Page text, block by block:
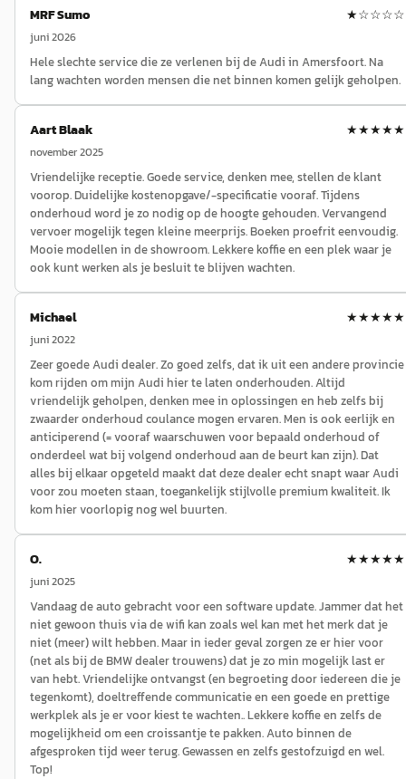
MRF Sumo
juni 2026
★☆☆☆☆
Hele slechte service die ze verlenen bij de Audi in Amersfoort. Na
lang wachten worden mensen die net binnen komen gelijk geholpen.
Aart Blaak
november 2025
★★★★★
Vriendelijke receptie. Goede service, denken mee, stellen de klant
voorop. Duidelijke kostenopgave/-specificatie vooraf. Tijdens
onderhoud word je zo nodig op de hoogte gehouden. Vervangend
vervoer mogelijk tegen kleine meerprijs. Boeken proefrit eenvoudig.
Mooie modellen in de showroom. Lekkere koffie en een plek waar je
ook kunt werken als je besluit te blijven wachten.
Michael
juni 2022
★★★★★
Zeer goede Audi dealer. Zo goed zelfs, dat ik uit een andere provincie
kom rijden om mijn Audi hier te laten onderhouden. Altijd
vriendelijk geholpen, denken mee in oplossingen en heb zelfs bij
zwaarder onderhoud coulance mogen ervaren. Men is ook eerlijk en
anticiperend (= vooraf waarschuwen voor bepaald onderhoud of
onderdeel wat bij volgend onderhoud aan de beurt kan zijn). Dat
alles bij elkaar opgeteld maakt dat deze dealer echt snapt waar Audi
voor zou moeten staan, toegankelijk stijlvolle premium kwaliteit. Ik
kom hier voorlopig nog wel buurten.
O.
juni 2025
★★★★★
Vandaag de auto gebracht voor een software update. Jammer dat het
niet gewoon thuis via de wifi kan zoals wel kan met het merk dat je
niet (meer) wilt hebben. Maar in ieder geval zorgen ze er hier voor
(net als bij de BMW dealer trouwens) dat je zo min mogelijk last er
van hebt. Vriendelijke ontvangst (en begroeting door iedereen die je
tegenkomt), doeltreffende communicatie en een goede en prettige
werkplek als je er voor kiest te wachten.. Lekkere koffie en zelfs de
mogelijkheid om een croissantje te pakken. Auto binnen de
afgesproken tijd weer terug. Gewassen en zelfs gestofzuigd en wel.
Top!